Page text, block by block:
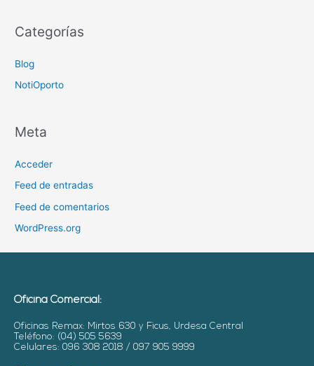
Categorías
Blog
NotiOporto
Meta
Acceder
Feed de entradas
Feed de comentarios
WordPress.org
Oficina Comercial:
Oficinas Remax: Mirtos 630 y Ficus, Urdesa Central
Teléfono: (04) 505 5639
Celulares: 096 308 2018 / 097 905 9999